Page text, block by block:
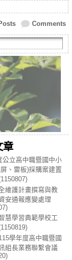
Comments
章
公立高中職暨國中小
、雷板)採購案建置
維護計畫撰寫與教
安通報應變處理
慧學習典範學校工
學年度高中職暨國
組長業務聯繫會議